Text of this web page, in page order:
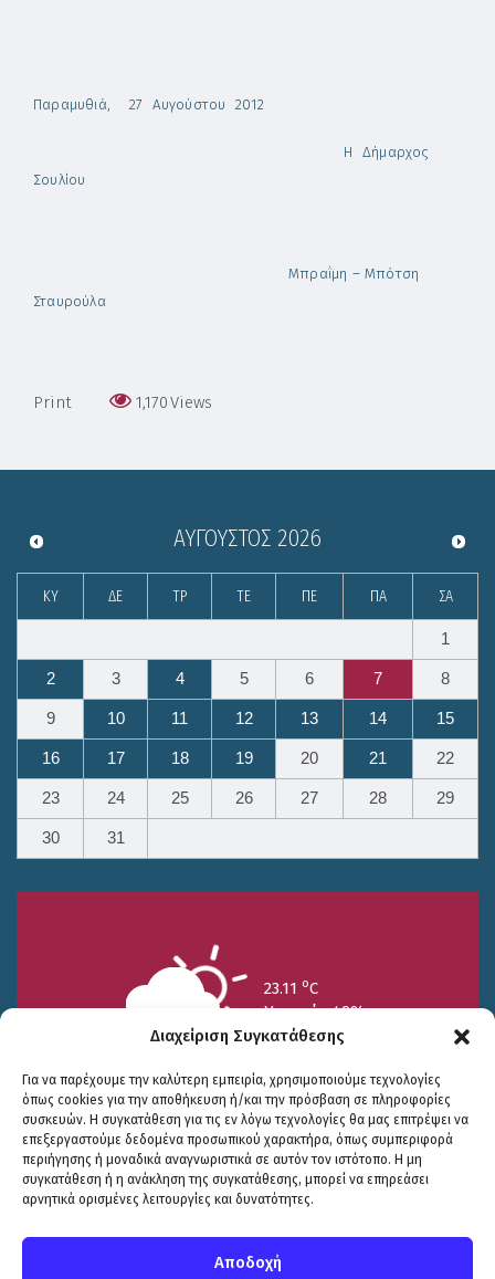
Διαχείριση Συγκατάθεσης
Για να παρέχουμε την καλύτερη εμπειρία, χρησιμοποιούμε τεχνολογίες
όπως cookies για την αποθήκευση ή/και την πρόσβαση σε πληροφορίες
συσκευών. Η συγκατάθεση για τις εν λόγω τεχνολογίες θα μας επιτρέψει να
επεξεργαστούμε δεδομένα προσωπικού χαρακτήρα, όπως συμπεριφορά
περιήγησης ή μοναδικά αναγνωριστικά σε αυτόν τον ιστότοπο. Η μη
συγκατάθεση ή η ανάκληση της συγκατάθεσης, μπορεί να επηρεάσει
αρνητικά ορισμένες λειτουργίες και δυνατότητες.
Αποδοχή
Παραμυθιά, 27 Αυγούστου 2012
Η Δήμαρχος
Σουλίου
Μπραΐμη – Μπότση
Σταυρούλα
Print 1,170Views
ΑΎΓΟΥΣΤΟΣ 2026
ΚΥ ΔΕ ΤΡ ΤΕ ΠΕ ΠΑ ΣΑ
1
2 3 4 5 6 7 8
9 10 11 12 13 14 15
16 17 18 19 20 21 22
23 24 25 26 27 28 29
30 31
23.11 oC
Υγρασία 49%
25/7
15.73 oC
26/7
17.99oC
27/7
20.94oC
© COPYRIGHT ΔΗΜΟΣ ΣΟΥΛΙΟΥ 2026
ΕΓΚΡΙΤΟΣ GROUP